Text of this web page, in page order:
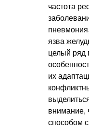
частота
язва
целый ряд
их
внимание,
способом